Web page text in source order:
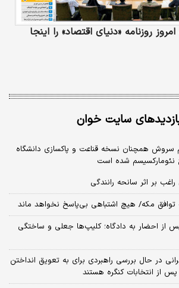
روزنامه «دنیای‌ اقتصاد» را اینجا
سایت خوان
سروش همچنان نسخه قناعت و پاکسازی دانشگاه
نئومارکسیسم شده است
بر اثر سانحه رانندگی
توافق مکه/ هیچ اشتباهی بی‌پاسخ نخواهد ماند
از احضار به دادگاه؛ کلیپ‌ها جعلی و ساختگی
در حال بررسی راهبردی برای به تعویق انداختن
از انتخابات کنگره هستند